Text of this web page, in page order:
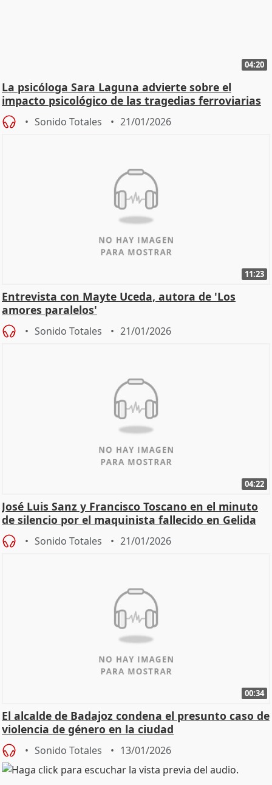
04:20
La psicóloga Sara Laguna advierte sobre el
impacto psicológico de las tragedias ferroviarias
Sonido Totales 21/01/2026
11:23
Entrevista con Mayte Uceda, autora de 'Los
amores paralelos'
Sonido Totales 21/01/2026
04:22
José Luis Sanz y Francisco Toscano en el minuto
de silencio por el maquinista fallecido en Gelida
Sonido Totales 21/01/2026
00:34
El alcalde de Badajoz condena el presunto caso de
violencia de género en la ciudad
Sonido Totales 13/01/2026